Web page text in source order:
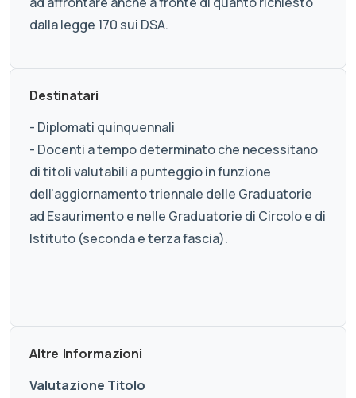
dalla legge 170 sui DSA.
Destinatari
- Diplomati quinquennali
- Docenti a tempo determinato che necessitano
di titoli valutabili a punteggio in funzione
dell'aggiornamento triennale delle Graduatorie
ad Esaurimento e nelle Graduatorie di Circolo e di
Istituto (seconda e terza fascia).
Altre Informazioni
Valutazione Titolo